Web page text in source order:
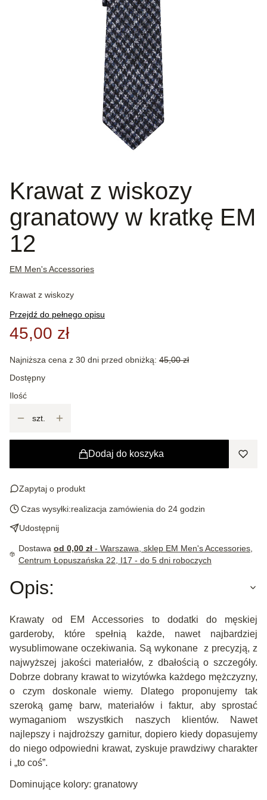
Krawat z wiskozy
granatowy w kratkę EM
12
EM Men's Accessories
Krawat z wiskozy
Przejdź do pełnego opisu
45,00 zł
Najniższa cena z 30 dni przed obniżką: 45,00 zł
Dostępny
Ilość
szt.
Dodaj do koszyka
Zapytaj o produkt
Czas wysyłki:realizacja zamówienia do 24 godzin
Udostępnij
Dostawa od 0,00 zł - Warszawa, sklep EM Men's Accessories,
Centrum Łopuszańska 22, I17 - do 5 dni roboczych
Opis:
Krawaty od EM Accessories to dodatki do męskiej
garderoby, które spełnią każde, nawet najbardziej
wysublimowane oczekiwania. Są wykonane z precyzją, z
najwyższej jakości materiałów, z dbałością o szczegóły.
Dobrze dobrany krawat to wizytówka każdego mężczyzny,
o czym doskonale wiemy. Dlatego proponujemy tak
szeroką gamę barw, materiałów i faktur, aby sprostać
wymaganiom wszystkich naszych klientów. Nawet
najlepszy i najdroższy garnitur, dopiero kiedy dopasujemy
do niego odpowiedni krawat, zyskuje prawdziwy charakter
i „to coś”.
Dominujące kolory: granatowy